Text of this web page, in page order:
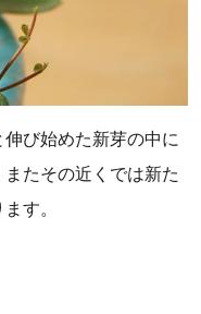
び始めた新芽の中に
たその近くでは新た
す。